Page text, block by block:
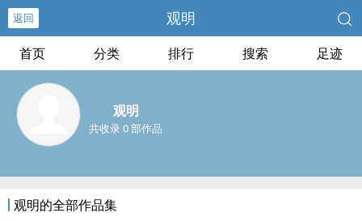
返回 观明
首页 分类 排行 搜索 足迹
观明
共收录 0 部作品
观明的全部作品集